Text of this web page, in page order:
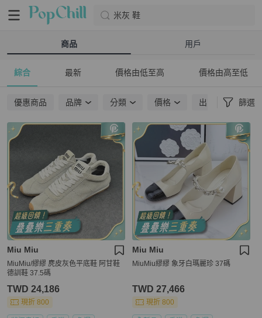
米灰 鞋
商品 用戶
綜合 最新 價格由低至高 價格由高至低
優惠商品 品牌 分類 價格 出貨地點 篩選
Miu Miu
MiuMiu/繆繆 麂皮灰色平底鞋 阿甘鞋
德訓鞋 37.5碼
TWD 24,186
現折 800
Miu Miu
MiuMiu繆繆 象牙白瑪麗珍 37碼
TWD 27,466
現折 800